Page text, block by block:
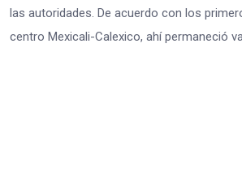
las autoridades. De acuerdo con los
centro Mexicali-Calexico, ahí permaneció